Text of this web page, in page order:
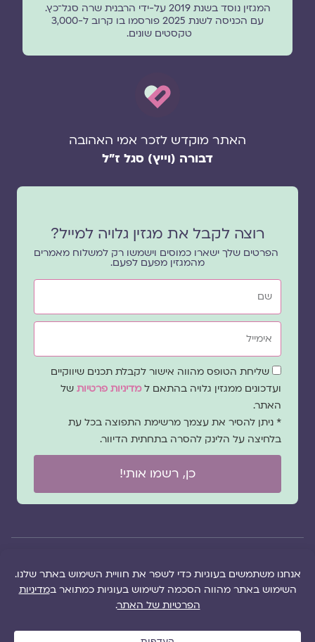
המגזין נוסד בשנת 2019 על-ידי הרבנית שרה סגל־כץ.
עם הכניסה לשנת 2025 פורסמו בו קרוב ל-3,000
טקסטים שונים.
האתר מוקדש לזכר אמי האהובה
דבורה (וייץ) סגל ז"ל
רוצה לקבל את מגזין גלויה למייל?
הפרטים שלך ישארו כמוסים וישמשו רק למשלוח מאמרים
מהמגזין מפעם לפעם.
שם
אימייל
שדה
הסכמה
שליחת הטופס מהווה אישור לקבלת תכנים שיווקיים
ועדכונים ממגזין גלויה בהתאם למדיניות פרטיות של
האתר.
* ניתן להסיר את עצמך מרשימת התפוצה בכל עת
בלחיצה על הלינק להסרה בתחתית הדיוור.
כן, רשמו אותי!
הזכויות של מגזין
ושרה סגל־כץ אלא
של
שגגה
צרו
הוקם ב ❤ על ידי –
לימונדה 2.0
| מיתוג:
סטודיו נופר דסקל
מפת אתר|